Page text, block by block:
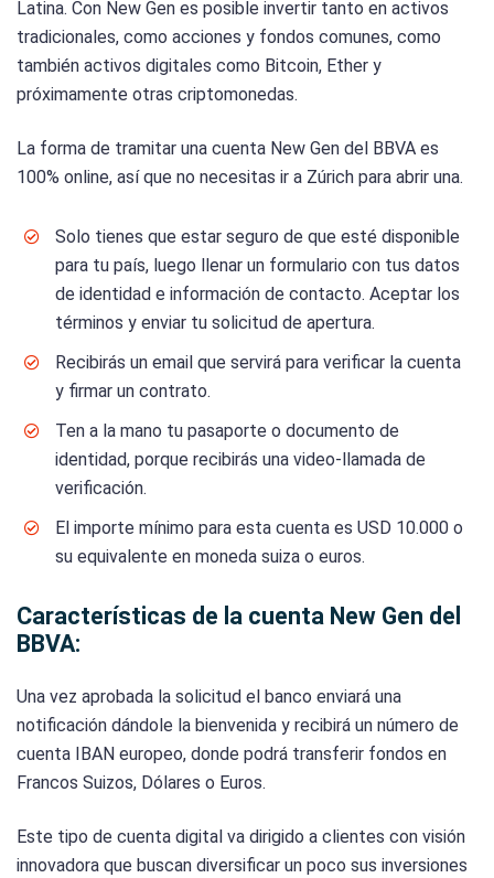
Latina. Con New Gen es posible invertir tanto en activos
tradicionales, como acciones y fondos comunes, como
también activos digitales como Bitcoin, Ether y
próximamente otras criptomonedas.
La forma de tramitar una cuenta New Gen del BBVA es
100% online, así que no necesitas ir a Zúrich para abrir una.
Solo tienes que estar seguro de que esté disponible
para tu país, luego llenar un formulario con tus datos
de identidad e información de contacto. Aceptar los
términos y enviar tu solicitud de apertura.
Recibirás un email que servirá para verificar la cuenta
y firmar un contrato.
Ten a la mano tu pasaporte o documento de
identidad, porque recibirás una video-llamada de
verificación.
El importe mínimo para esta cuenta es USD 10.000 o
su equivalente en moneda suiza o euros.
Características de la cuenta New Gen del
BBVA:
Una vez aprobada la solicitud el banco enviará una
notificación dándole la bienvenida y recibirá un número de
cuenta IBAN europeo, donde podrá transferir fondos en
Francos Suizos, Dólares o Euros.
Este tipo de cuenta digital va dirigido a clientes con visión
innovadora que buscan diversificar un poco sus inversiones